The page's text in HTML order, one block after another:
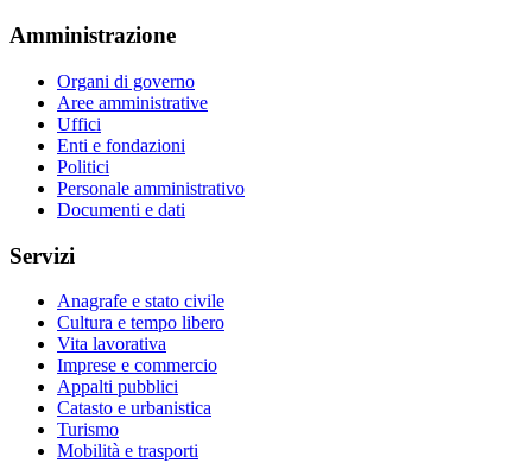
Amministrazione
Organi di governo
Aree amministrative
Uffici
Enti e fondazioni
Politici
Personale amministrativo
Documenti e dati
Servizi
Anagrafe e stato civile
Cultura e tempo libero
Vita lavorativa
Imprese e commercio
Appalti pubblici
Catasto e urbanistica
Turismo
Mobilità e trasporti